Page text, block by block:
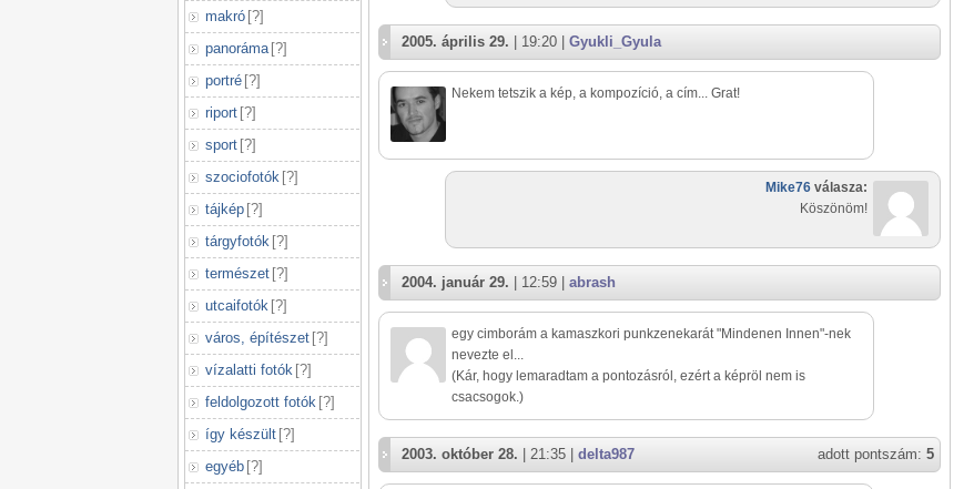
makró [?]
panoráma [?]
portré [?]
riport [?]
sport [?]
szociofotók [?]
tájkép [?]
tárgyfotók [?]
természet [?]
utcaifotók [?]
város, építészet [?]
vízalatti fotók [?]
feldolgozott fotók [?]
így készült [?]
egyéb [?]
2005. április 29. | 19:20 | Gyukli_Gyula
Nekem tetszik a kép, a kompozíció, a cím... Grat!
Mike76 válasza:
Köszönöm!
2004. január 29. | 12:59 | abrash
egy cimborám a kamaszkori punkzenekarát "Mindenen Innen"-nek
nevezte el...
(Kár, hogy lemaradtam a pontozásról, ezért a képröl nem is
csacsogok.)
adott pontszám: 5
2003. október 28. | 21:35 | delta987